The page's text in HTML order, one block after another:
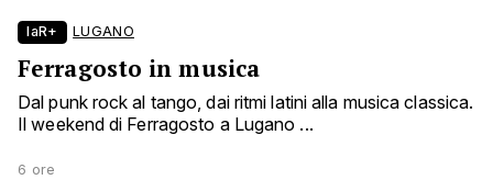
laR+ LUGANO
Ferragosto in musica
Dal punk rock al tango, dai ritmi latini alla musica classica.
Il weekend di Ferragosto a Lugano ...
6 ore